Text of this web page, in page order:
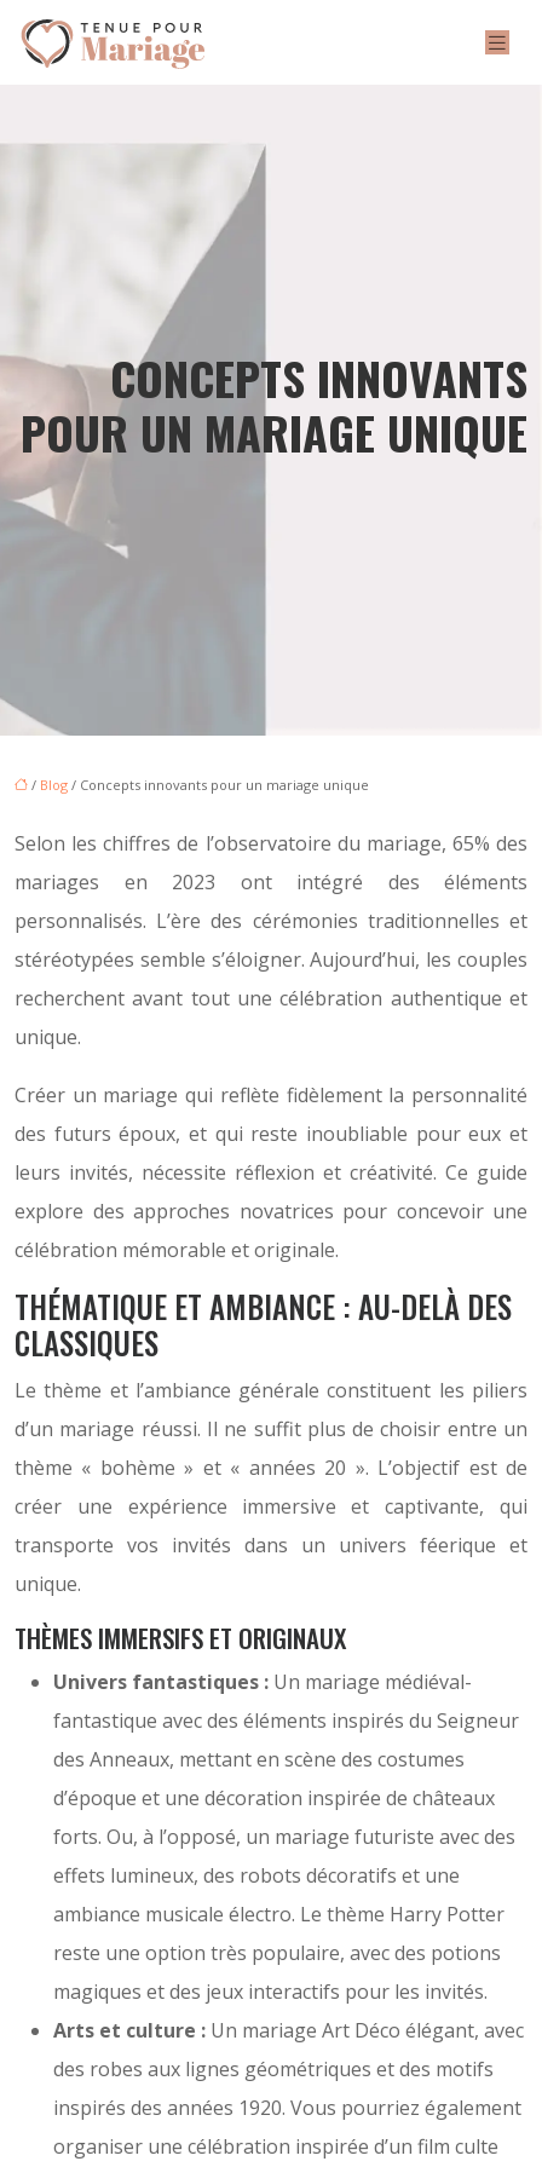
CONCEPTS INNOVANTS
POUR UN MARIAGE UNIQUE
/ Blog / Concepts innovants pour un mariage unique
Selon les chiffres de l’observatoire du mariage, 65% des
mariages en 2023 ont intégré des éléments
personnalisés. L’ère des cérémonies traditionnelles et
stéréotypées semble s’éloigner. Aujourd’hui, les couples
recherchent avant tout une célébration authentique et
unique.
Créer un mariage qui reflète fidèlement la personnalité
des futurs époux, et qui reste inoubliable pour eux et
leurs invités, nécessite réflexion et créativité. Ce guide
explore des approches novatrices pour concevoir une
célébration mémorable et originale.
THÉMATIQUE ET AMBIANCE : AU-DELÀ DES
CLASSIQUES
Le thème et l’ambiance générale constituent les piliers
d’un mariage réussi. Il ne suffit plus de choisir entre un
thème « bohème » et « années 20 ». L’objectif est de
créer une expérience immersive et captivante, qui
transporte vos invités dans un univers féerique et
unique.
THÈMES IMMERSIFS ET ORIGINAUX
Univers fantastiques : Un mariage médiéval-
fantastique avec des éléments inspirés du Seigneur
des Anneaux, mettant en scène des costumes
d’époque et une décoration inspirée de châteaux
forts. Ou, à l’opposé, un mariage futuriste avec des
effets lumineux, des robots décoratifs et une
ambiance musicale électro. Le thème Harry Potter
reste une option très populaire, avec des potions
magiques et des jeux interactifs pour les invités.
Arts et culture : Un mariage Art Déco élégant, avec
des robes aux lignes géométriques et des motifs
inspirés des années 1920. Vous pourriez également
organiser une célébration inspirée d’un film culte